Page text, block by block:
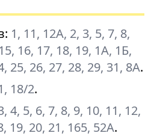
: 1, 11, 12А, 2, 3, 5, 7, 8,
16, 17, 18, 19, 1А, 1Б,
25, 26, 27, 28, 29, 31, 8А.
18/2.
4, 5, 6, 7, 8, 9, 10, 11, 12,
19, 20, 21, 165, 52А.